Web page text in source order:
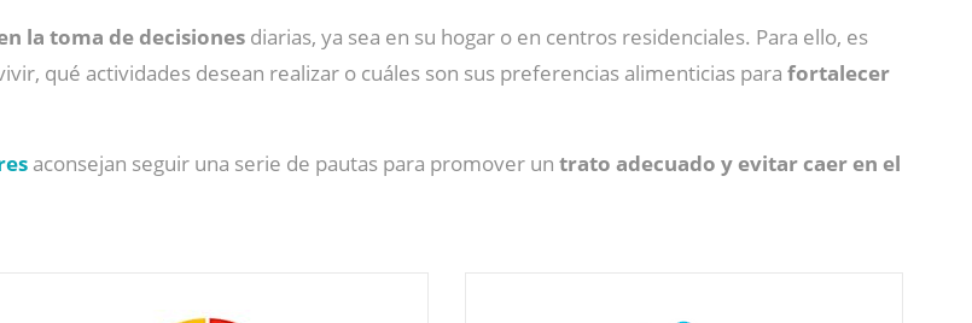
la toma de decisiones diarias, ya sea en su hogar o en centros residenciales. Para ello, es
qué actividades desean realizar o cuáles son sus preferencias alimenticias para fortalecer
aconsejan seguir una serie de pautas para promover un trato adecuado y evitar caer en el